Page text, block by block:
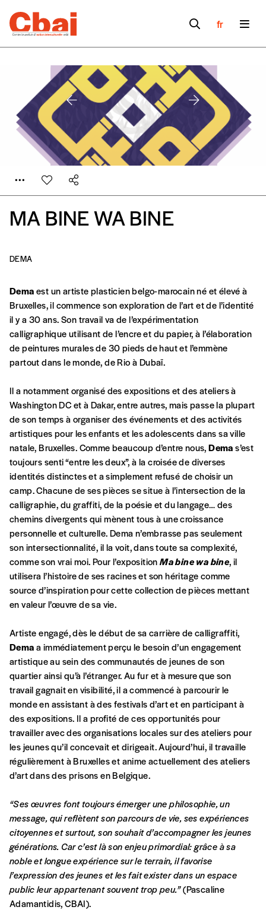
fr
MA BINE WA BINE
DEMA
Se connecter
CONNEXION
Mot de passe oublié?
Créer un
compte
Formulaire de
commande
A partir de 2021,Imag, le magazine de
l’interculturel,vous est proposé àPRIX LIBRE
Le prix libre est un mode de fixation du prix
par l’acheteur d’un bien ou d’un service, qui
peut être une manière pour lui de payer le prix
qu’il estime juste. Dans l’objectif de rendre nos
activités et publications accessibles, et
d’affirmer notre attachement aux valeurs de
solidarité, nous vous proposons d’estimer
vous-mêmes le coût de notre publication.
Cette valeur peut donc être inférieure, égale
ou supérieure au prix indicatif. De cette
manière, vous soutenez le travail de l’équipe
de rédaction selon vos moyens et vos
motivations.
Vous vous abonnez pour l’année civile en
cours ou vous commandez au numéro.
Vous indiquez si vous souhaitez recevoir la
revue en format papier ou numérique.
Vous renseignez vos coordonnées.
Vous versez le montant de votre choix sur le
compteIBAN BE34 0010 7305
2190avec en communication le numéro de
la commande renseigné dans le mail de
confirmation et la mention “participation
Imag”.
NB: Vous pouvez choisir de participer
financièrement à tout moment, même après
avoir reçu plusieurs numéros. Ce paiement
n’est pas indispensable. Il marque votre
volonté de soutenir nos activités.
Demaest un artiste plasticien belgo-marocain né et élevé à
Bruxelles, il commence son exploration de l’art et de l’identité
il y a 30 ans. Son travail va de l’expérimentation
calligraphique utilisant de l’encre et du papier, à l’élaboration
de peintures murales de 30 pieds de haut et l’emmène
partout dans le monde, de Rio à Dubaï.
Il a notamment organisé des expositions et des ateliers à
Washington DC et à Dakar, entre autres, mais passe la plupart
de son temps à organiser des événements et des activités
artistiques pour les enfants et les adolescents dans sa ville
natale, Bruxelles. Comme beaucoup d’entre nous,Demas’est
toujours senti “entre les deux”, à la croisée de diverses
identités distinctes et a simplement refusé de choisir un
camp. Chacune de ses pièces se situe à l’intersection de la
calligraphie, du graffiti, de la poésie et du langage… des
chemins divergents qui mènent tous à une croissance
personnelle et culturelle. Dema n’embrasse pas seulement
son intersectionnalité, il la voit, dans toute sa complexité,
comme son vrai moi. Pour l’expositionMa bine wa bine, il
utilisera l’histoire de ses racines et son héritage comme
source d’inspiration pour cette collection de pièces mettant
en valeur l’œuvre de sa vie.
Artiste engagé, dès le début de sa carrière de calligraffiti,
Demaa immédiatement perçu le besoin d’un engagement
artistique au sein des communautés de jeunes de son
quartier ainsi qu’à l’étranger. Au fur et à mesure que son
travail gagnait en visibilité, il a commencé à parcourir le
monde en assistant à des festivals d’art et en participant à
des expositions. Il a profité de ces opportunités pour
travailler avec des organisations locales sur des ateliers pour
les jeunes qu’il concevait et dirigeait. Aujourd’hui, il travaille
régulièrement à Bruxelles et anime actuellement des ateliers
d’art dans des prisons en Belgique.
“Ses œuvres font toujours émerger une philosophie, un
message, qui reflètent son parcours de vie, ses expériences
citoyennes et surtout, son souhait d’accompagner les jeunes
générations. Car c’est là son enjeu primordial: grâce à sa
noble et longue expérience sur le terrain, il favorise
l’expression des jeunes et les fait exister dans un espace
public leur appartenant souvent trop peu.”(Pascaline
Adamantidis, CBAI).